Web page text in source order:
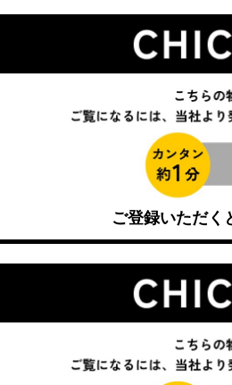
ご登録いただく